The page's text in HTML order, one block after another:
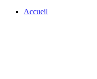
Accueil